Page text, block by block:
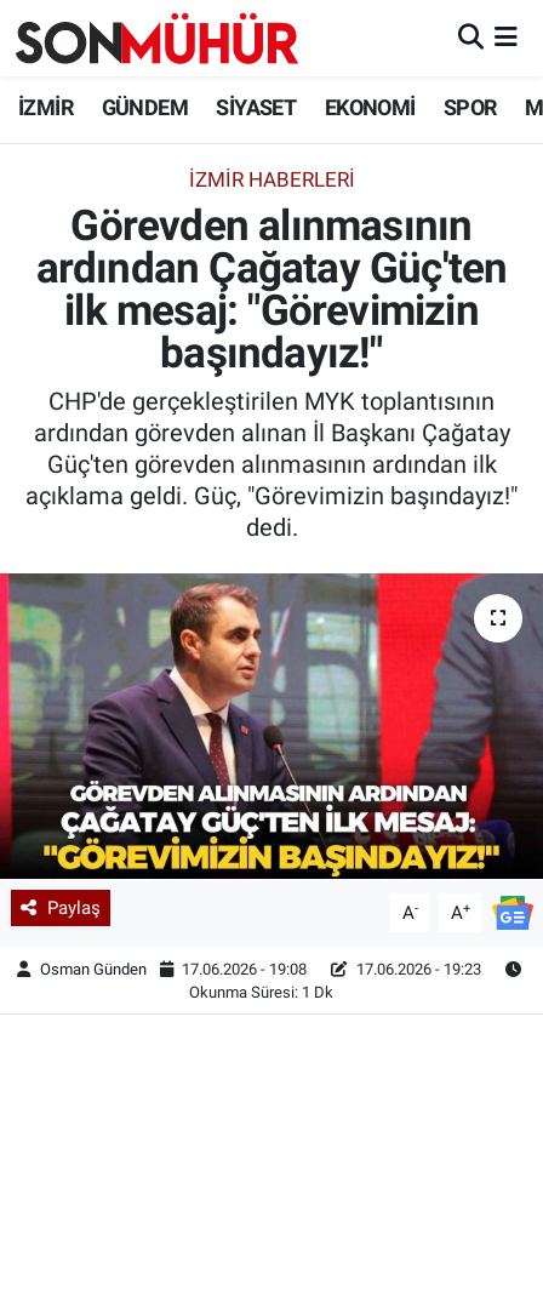
İZMİR GÜNDEM SİYASET EKONOMİ SPOR
İZMIR HABERLERI
Görevden alınmasının
ardından Çağatay Güç'ten
ilk mesaj: "Görevimizin
başındayız!"
CHP'de gerçekleştirilen MYK toplantısının
ardından görevden alınan İl Başkanı Çağatay
Güç'ten görevden alınmasının ardından ilk
açıklama geldi. Güç, "Görevimizin başındayız!"
dedi.
Paylaş A- A+
Osman Günden 17.06.2026 - 19:08
17.06.2026 - 19:23
Okunma Süresi: 1 Dk
İzmir Nöbetçi Eczaneler
İzmir Namaz Vakitleri
İzmir Trafik Yoğunluk Haritası
Süper Lig Puan Durumu ve Fikstür
Tüm Manşetler
Son Dakika Haberleri